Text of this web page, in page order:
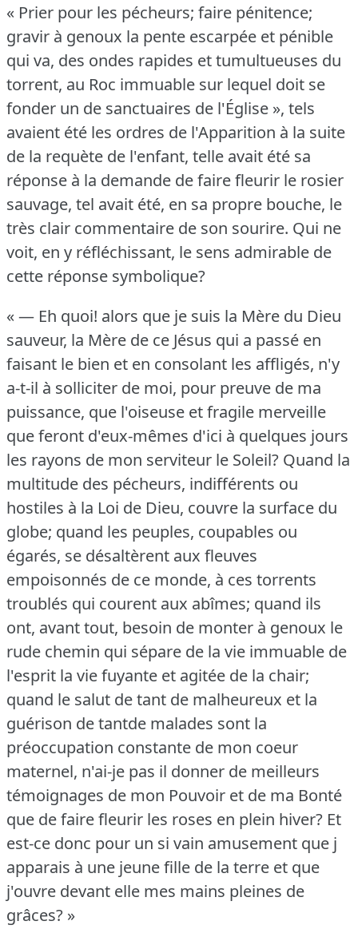
« Prier pour les pécheurs; faire pénitence;
gravir à genoux la pente escarpée et pénible
qui va, des ondes rapides et tumultueuses du
torrent, au Roc immuable sur lequel doit se
fonder un de sanctuaires de l'Église », tels
avaient été les ordres de l'Apparition à la suite
de la requète de l'enfant, telle avait été sa
réponse à la demande de faire fleurir le rosier
sauvage, tel avait été, en sa propre bouche, le
très clair commentaire de son sourire. Qui ne
voit, en y réfléchissant, le sens admirable de
cette réponse symbolique?
« — Eh quoi! alors que je suis la Mère du Dieu
sauveur, la Mère de ce Jésus qui a passé en
faisant le bien et en consolant les affligés, n'y
a-t-il à solliciter de moi, pour preuve de ma
puissance, que l'oiseuse et fragile merveille
que feront d'eux-mêmes d'ici à quelques jours
les rayons de mon serviteur le Soleil? Quand la
multitude des pécheurs, indifférents ou
hostiles à la Loi de Dieu, couvre la surface du
globe; quand les peuples, coupables ou
égarés, se désaltèrent aux fleuves
empoisonnés de ce monde, à ces torrents
troublés qui courent aux abîmes; quand ils
ont, avant tout, besoin de monter à genoux le
rude chemin qui sépare de la vie immuable de
l'esprit la vie fuyante et agitée de la chair;
quand le salut de tant de malheureux et la
guérison de tantde malades sont la
préoccupation constante de mon coeur
maternel, n'ai-je pas il donner de meilleurs
témoignages de mon Pouvoir et de ma Bonté
que de faire fleurir les roses en plein hiver? Et
est-ce donc pour un si vain amusement que j
apparais à une jeune fille de la terre et que
j'ouvre devant elle mes mains pleines de
grâces? »